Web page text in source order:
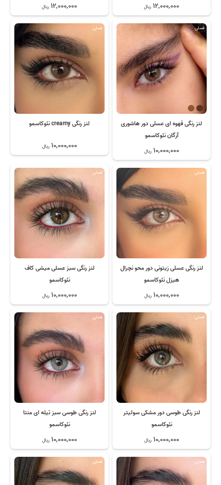
12,000,000 ریال 12,000,000 ریال
لنز رنگی قهوه ای عسلی دور هاشوری
آرگان نئوکاسمو
10,000,000 ریال
فصلی
لنز رنگی creamy نئوکاسمو
10,000,000 ریال
فصلی
لنز رنگی عسلی زیتونی دور محو نچرال
هیزل نئوکاسمو
10,000,000 ریال
فصلی
لنز رنگی سبز عسلی میشی کاف
نئوکاسمو
10,000,000 ریال
فصلی
لنز رنگی طوسی دور مشکی سولیتر
نئوکاسمو
10,000,000 ریال
فصلی
لنز رنگی طوسی سبز تیله ای منتا
نئوکاسمو
10,000,000 ریال
فصلی
فصلی فصلی